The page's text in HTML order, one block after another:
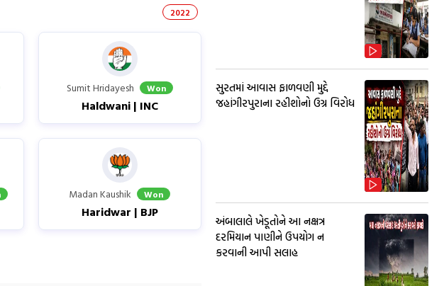
2022
Sumit Hridayesh Won
Haldwani | INC
Madan Kaushik Won
Haridwar | BJP
સુરતમાં આવાસ ફાળવણી મુદ્દે
જહાંગીરપુરાના રહીશોનો ઉગ્ર વિરોધ
અંબાલાલે ખેડૂતોને આ નક્ષત્ર
દરમિયાન પાણીને ઉપયોગ ન
કરવાની આપી સલાહ